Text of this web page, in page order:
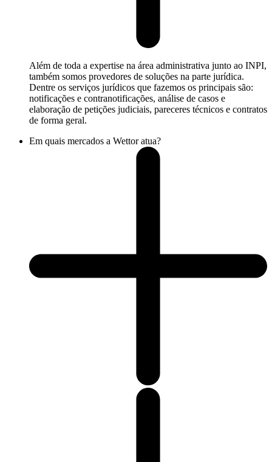
Além de toda a expertise na área administrativa junto ao INPI,
também somos provedores de soluções na parte jurídica.
Dentre os serviços jurídicos que fazemos os principais são:
notificações e contranotificações, análise de casos e
elaboração de petições judiciais, pareceres técnicos e contratos
de forma geral.
Em quais mercados a Wettor atua?